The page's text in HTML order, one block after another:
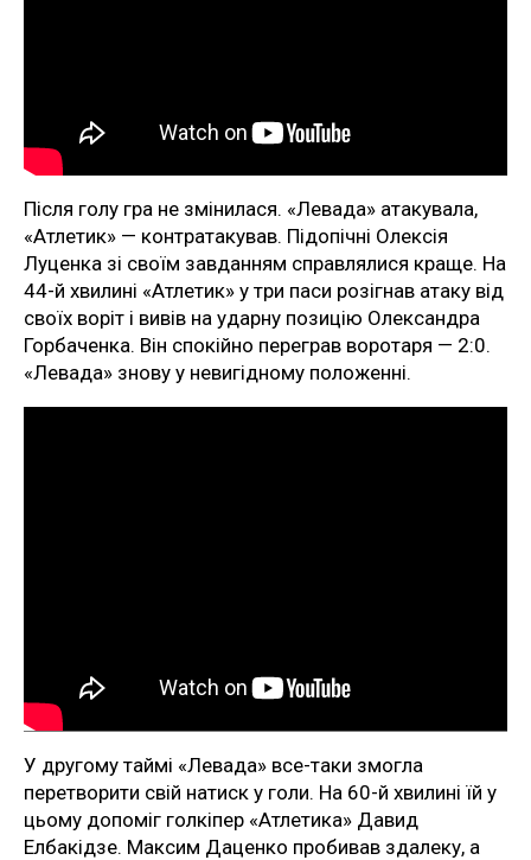
Після голу гра не змінилася. «Левада» атакувала,
«Атлетик» — контратакував. Підопічні Олексія
Луценка зі своїм завданням справлялися краще. На
44-й хвилині «Атлетик» у три паси розігнав атаку від
своїх воріт і вивів на ударну позицію Олександра
Горбаченка. Він спокійно переграв воротаря — 2:0.
«Левада» знову у невигідному положенні.
У другому таймі «Левада» все-таки змогла
перетворити свій натиск у голи. На 60-й хвилині їй у
цьому допоміг голкіпер «Атлетика» Давид
Елбакідзе. Максим Даценко пробивав здалеку, а